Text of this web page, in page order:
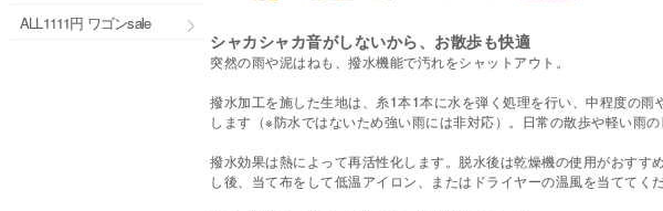
ALL1111円 ワゴンsale
シャカシャカ音がしないから、お散歩も快適
突然の雨や泥はねも、撥水機能で汚れをシャットアウト。
撥水加工を施した生地は、糸1本1本に水を弾く処理を行い、中程度の雨
します（※防水ではないため強い雨には非対応）。日常の散歩や軽い雨の
撥水効果は熱によって再活性化します。脱水後は乾燥機の使用がおすす
し後、当て布をして低温アイロン、またはドライヤーの温風を当ててくだ